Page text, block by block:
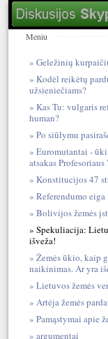
Meniu
Geležinių
Kodėl reikėtų
užsieniečiams?
Kas Tu: vulgari​s
human?
Po siūlymu
Euromutantai -
atsakas
Konstitucijos 47
Referendumo eiga
Bolivijos žemės
Spekuliacija:
išveža!
Žemės ūkio, kaip
naikinimas. Ar yra
Lietuvos žemės
Artėja žemės
Pamąstymai apie
argumentai